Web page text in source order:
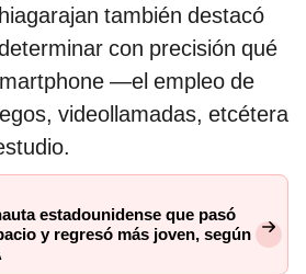
también destacó
con precisión qué
—el empleo de
videollamadas, etcétera
estadounidense que pasó
y regresó más joven, según